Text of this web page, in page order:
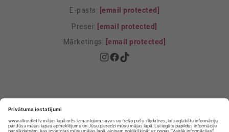
E-pasts: [email protected]
Presei: [email protected]
Mārketings: [email protected]
Privātuma Iestatījumi